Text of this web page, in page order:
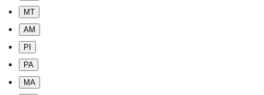
MT
AM
PI
PA
MA